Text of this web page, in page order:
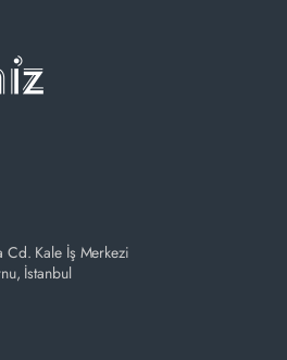
Cd. Kale İş Merkezi
İstanbul